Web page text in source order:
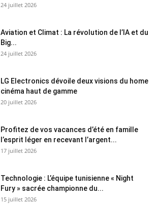
24 juillet 2026
Aviation et Climat : La révolution de l’IA et du
Big...
24 juillet 2026
LG Electronics dévoile deux visions du home
cinéma haut de gamme
20 juillet 2026
Profitez de vos vacances d’été en famille
l’esprit léger en recevant l’argent...
17 juillet 2026
Technologie : L’équipe tunisienne « Night
Fury » sacrée championne du...
15 juillet 2026